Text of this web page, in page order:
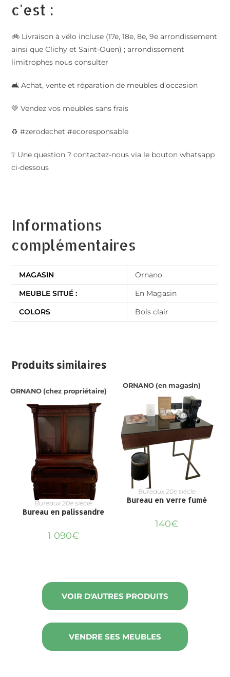
c'est :
🚲 Livraison à vélo incluse (17e, 18e, 8e, 9e arrondissement
ainsi que Clichy et Saint-Ouen) ; arrondissement
limitrophes nous consulter
🛋️ Achat, vente et réparation de meubles d’occasion
💚 Vendez vos meubles sans frais
♻️ #zerodechet #ecoresponsable
❔ Une question ? contactez-nous via le bouton whatsapp
ci-dessous
Informations
complémentaires
MAGASIN
Ornano
MEUBLE SITUÉ :
En Magasin
COLORS
Bois clair
Produits similaires
ORNANO (chez propriétaire)
Bureaux 20e siècle
Bureau en palissandre
1 090€
ORNANO (en magasin)
Bureaux 20e siècle
Bureau en verre fumé
140€
VOIR D'AUTRES PRODUITS
VENDRE SES MEUBLES